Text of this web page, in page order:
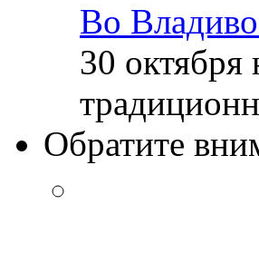
Во
30 октября
Обратите